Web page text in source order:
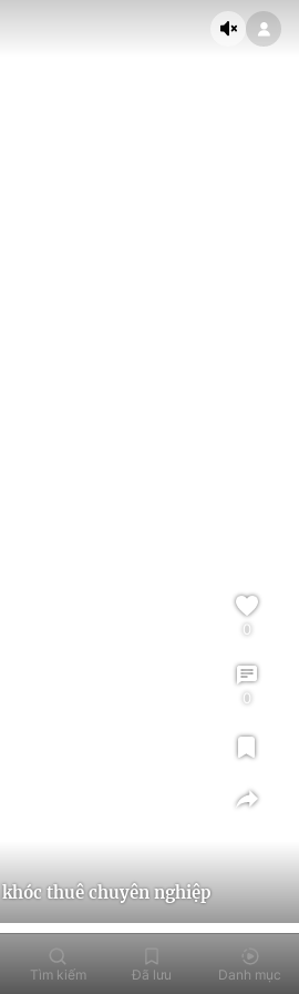
thuê chuyên nghiệp
0
0
Tìm kiếm Đã lưu Danh mục